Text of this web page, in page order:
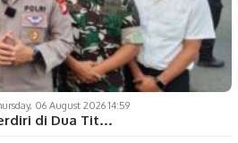
06 August 2026 14:59
di Dua Tit…